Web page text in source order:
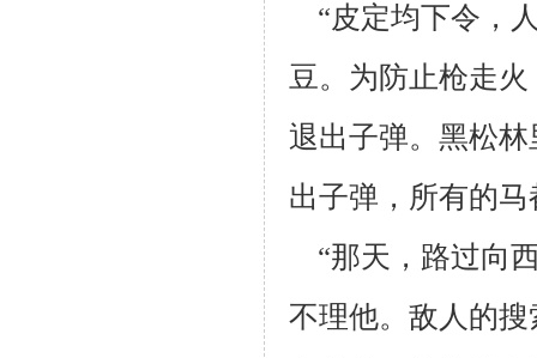
“皮定均下令，
豆。为防止枪走
退出子弹。黑松
出子弹，所有的
“那天，路过向
不理他。敌人的